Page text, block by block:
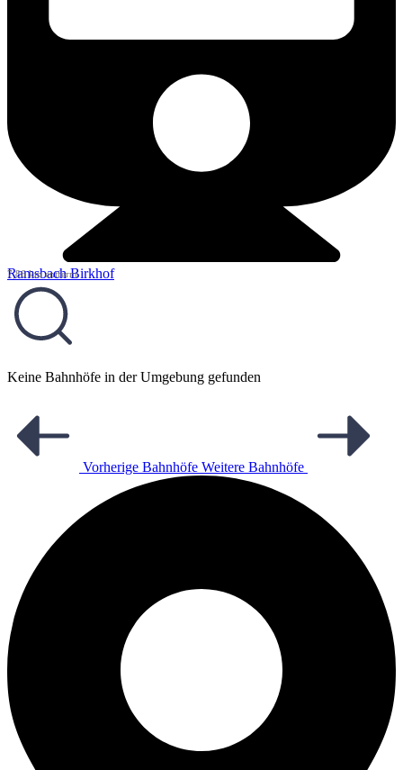
Ramsbach Birkhof
7,86 km entfernt
Keine Bahnhöfe in der Umgebung gefunden
Vorherige Bahnhöfe Weitere Bahnhöfe